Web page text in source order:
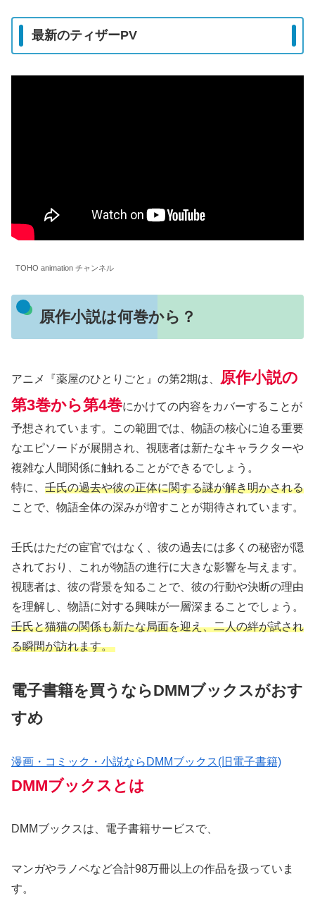
最新のティザーPV
TOHO animation チャンネル
原作小説は何巻から？
アニメ『薬屋のひとりごと』の第2期は、 原作小説の
第3巻から第4巻にかけての内容をカバーすることが
予想されています。この範囲では、物語の核心に迫る重要
なエピソードが展開され、視聴者は新たなキャラクターや
複雑な人間関係に触れることができるでしょう。
特に、 壬氏の過去や彼の正体に関する謎が解き明かされる
ことで、物語全体の深みが増すことが期待されています。
壬氏はただの宦官ではなく、彼の過去には多くの秘密が隠
されており、これが物語の進行に大きな影響を与えます。
視聴者は、彼の背景を知ることで、彼の行動や決断の理由
を理解し、物語に対する興味が一層深まることでしょう。
壬氏と猫猫の関係も新たな局面を迎え、二人の絆が試され
る瞬間が訪れます。
電子書籍を買うならDMMブックスがおす
すめ
漫画・コミック・小説ならDMMブックス(旧電子書籍)
DMMブックスとは
DMMブックスは、電子書籍サービスで、
マンガやラノベなど合計98万冊以上の作品を扱っていま
す。